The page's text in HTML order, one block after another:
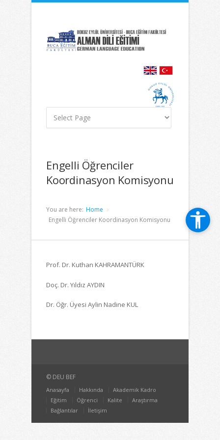
Navigasyona
Engelli Öğrenciler
Koordinasyon Komisyonu
You are here: Home
Engelli Öğrenciler Koordinasyon Komisyonu
Prof. Dr. Kuthan KAHRAMANTÜRK
Doç. Dr. Yıldız AYDIN
Dr. Öğr. Üyesi Aylin Nadine KUL
© DEU BEF
Anasayfa Hakkında
Akademik Kadro
Eğitim
Öğrenci Kalite
Araştırma
Bağlantılar
İletişim